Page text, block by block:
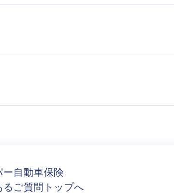
ー自動車保険
るご質問トップへ